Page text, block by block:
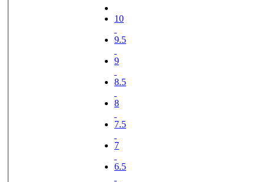
10
9.5
9
8.5
8
7.5
7
6.5